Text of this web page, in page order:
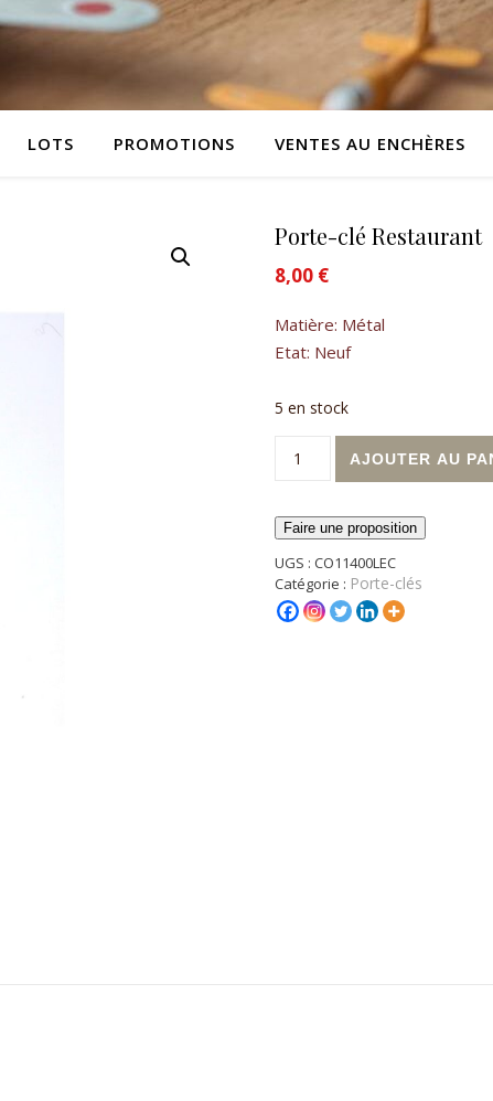
LOTS PROMOTIONS VENTES AU ENCHÈRES
Porte-clé Restaurant
8,00 €
Matière: Métal
Etat: Neuf
5 en stock
AJOUTER AU
Faire une proposition
UGS : CO11400LEC
Catégorie : Porte-clés